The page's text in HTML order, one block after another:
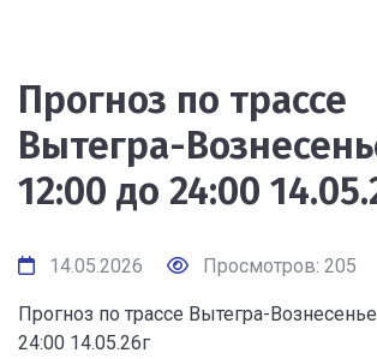
Прогноз по трассе
Вытегра-
12:00 до 24:00
14.05.2026 Просмотров: 205
Прогноз по трассе Вытегра-
24:00 14.05.26г